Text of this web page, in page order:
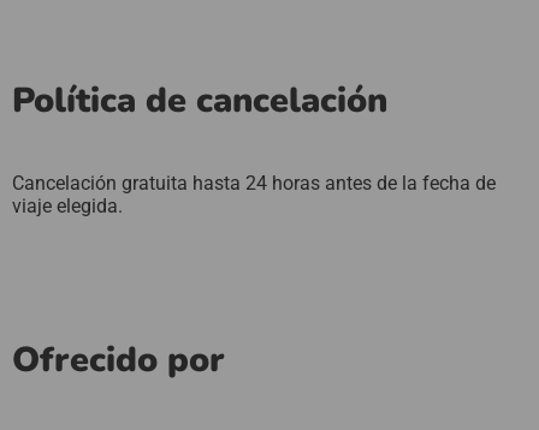
Política de cancelación
Cancelación gratuita hasta 24 horas antes de la fecha de
viaje elegida.
Ofrecido por